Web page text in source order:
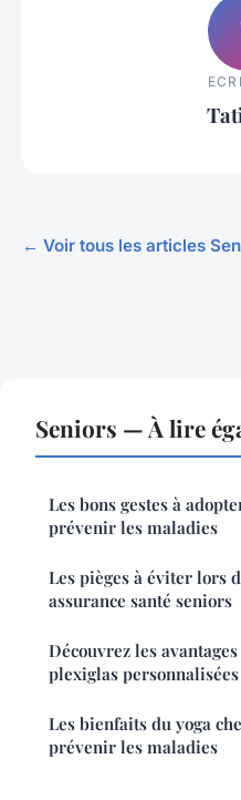
← Voir tous les articles
Seniors — À lire
Les bons gestes à
prévenir les maladies
Les pièges à éviter lors
assurance santé seniors
Découvrez les
plexiglas personnalisées
Les bienfaits du yoga
prévenir les maladies